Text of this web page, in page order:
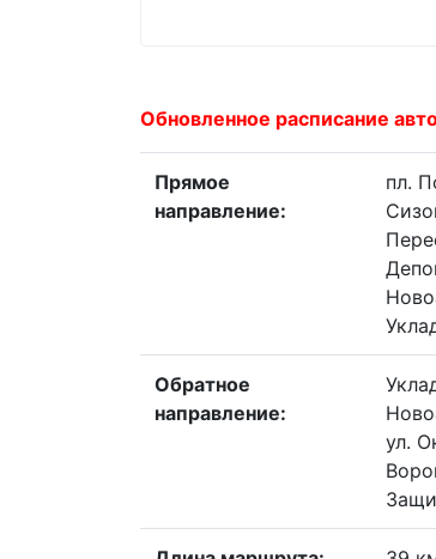
Обновленное расписание
Прямое
направление:
пл.
Обратное
направление:
ул.